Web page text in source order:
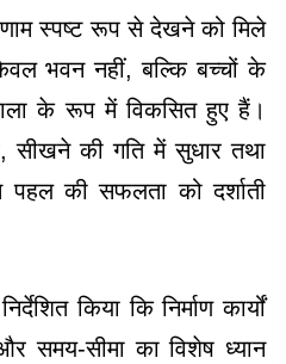
स्पष्ट रूप से देखने को मिले
भवन नहीं, बल्कि बच्चों के
के रूप में विकसित हुए हैं।
सीखने की गति में सुधार तथा
पहल की सफलता को दर्शाती
किया कि निर्माण कार्यों
समय-सीमा का विशेष ध्यान